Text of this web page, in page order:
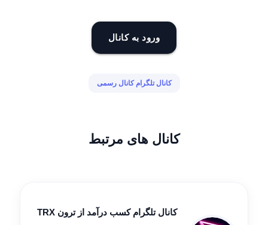
ورود به کانال
کانال تلگرام کانال رسمی
کانال های مرتبط
کانال تلگرام کسب درآمد از ترون TRX